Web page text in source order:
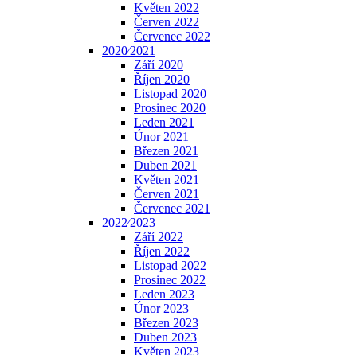
Květen 2022
Červen 2022
Červenec 2022
2020⁄2021
Září 2020
Říjen 2020
Listopad 2020
Prosinec 2020
Leden 2021
Únor 2021
Březen 2021
Duben 2021
Květen 2021
Červen 2021
Červenec 2021
2022⁄2023
Září 2022
Říjen 2022
Listopad 2022
Prosinec 2022
Leden 2023
Únor 2023
Březen 2023
Duben 2023
Květen 2023